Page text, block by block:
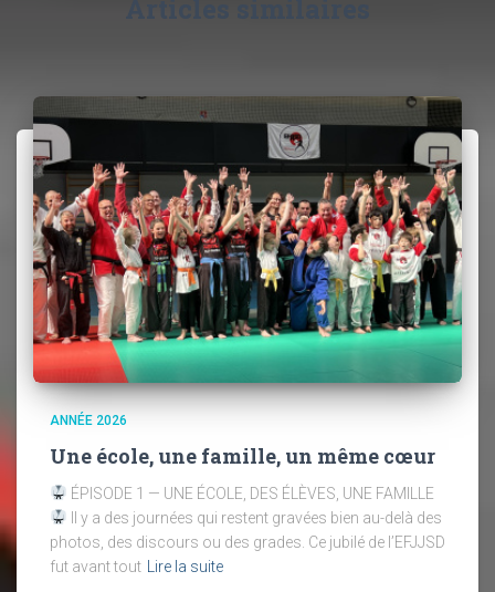
ANNÉE 2026
Une école, une famille, un même cœur
ÉPISODE 1 — UNE ÉCOLE, DES ÉLÈVES, UNE FAMILLE
Il y a des journées qui restent gravées bien au-delà des
photos, des discours ou des grades. Ce jubilé de l’EFJJSD
fut avant tout Lire la suite